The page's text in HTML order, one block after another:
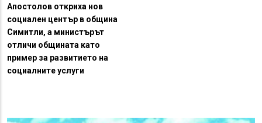
Апостолов откриха нов
социален център в община
Симитли, а министърът
отличи общината като
пример за развитието на
социалните услуги